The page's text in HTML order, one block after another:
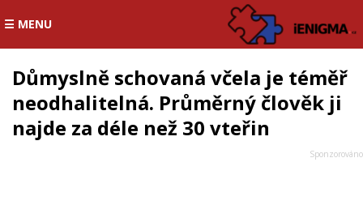
☰ MENU
Důmyslně schovaná včela je téměř
neodhalitelná. Průměrný člověk ji
najde za déle než 30 vteřin